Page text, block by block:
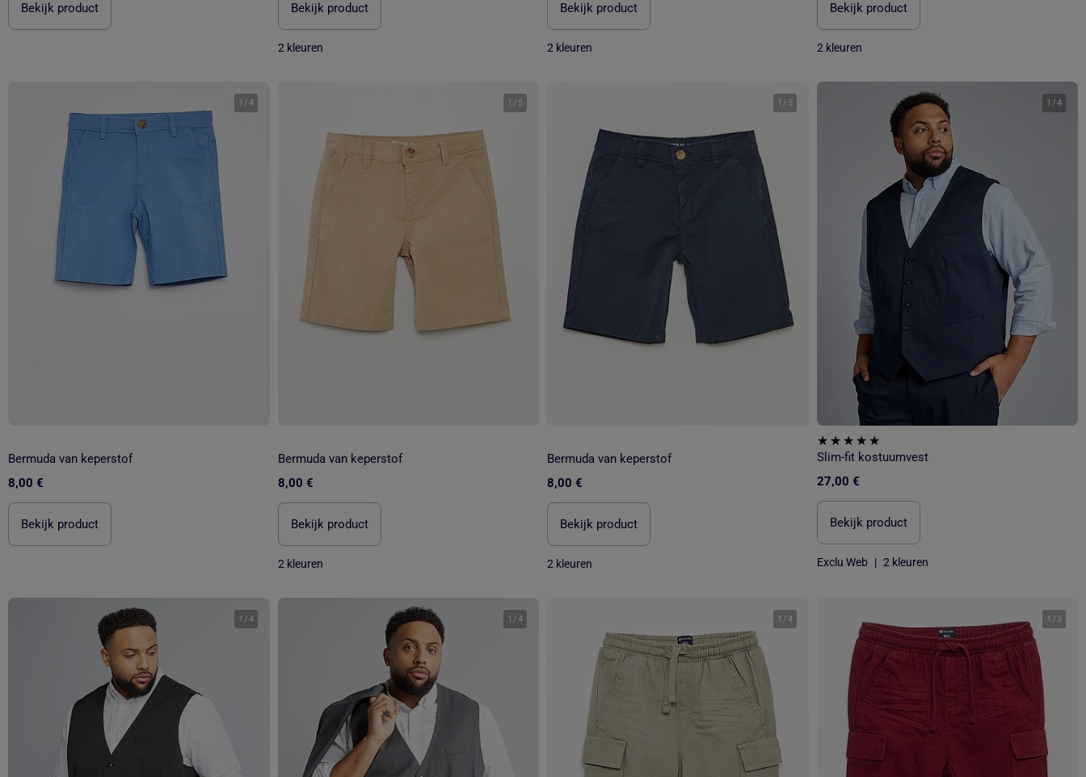
Bekijk product Bekijk product
2 kleuren
Bekijk product
2 kleuren
Bekijk product
2 kleuren
1 /4
Bermuda van keperstof
8,00 €
Bekijk product
1 / 5
Bermuda van keperstof
8,00 €
Bekijk product
2 kleuren
1 / 5
Bermuda van keperstof
8,00 €
Bekijk product
2 kleuren
1 /4
Slim-fit kostuumvest
27,00 €
Bekijk product
Exclu Web | 2 kleuren
1 /4 1 /4 1 /4 1 / 3